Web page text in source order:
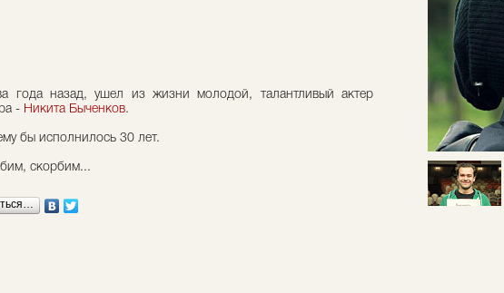
года назад, ушел из жизни молодой, талантливый актер
- Никита Быченков.
бы исполнилось 30 лет.
скорбим...